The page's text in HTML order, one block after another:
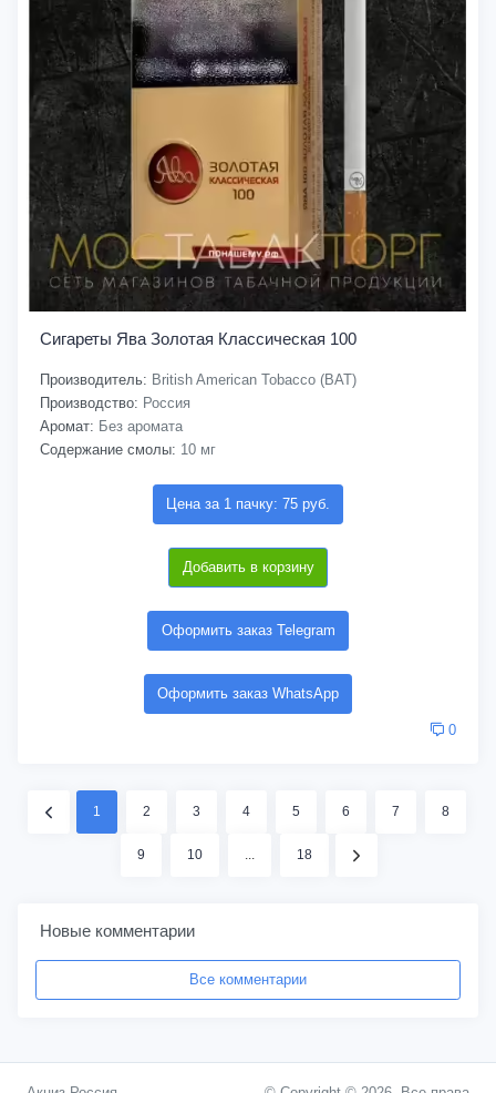
Сигареты Ява Золотая Классическая 100
Производитель: British American Tobacco (BAT)
Производство: Россия
Аромат: Без аромата
Содержание смолы: 10 мг
Цена за 1 пачку: 75 руб.
Добавить в корзину
Оформить заказ Telegram
Оформить заказ WhatsApp
0
1 2 3 4 5 6 7 8
9 10 ... 18
Новые комментарии
Все комментарии